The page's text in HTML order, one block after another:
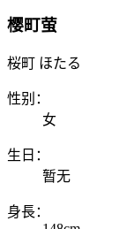
樱町萤
桜町 ほたる
性别：
女
生日：
暂无
身長：